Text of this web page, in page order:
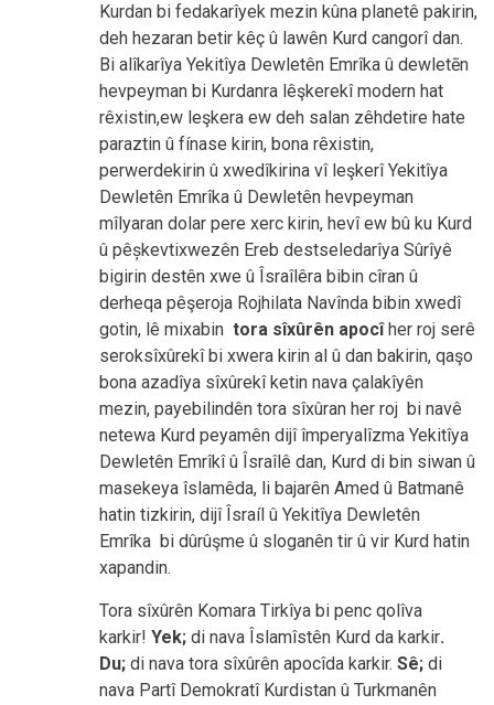
Kurdan bi fedakarîyek mezin kûna planetê pakirin,
deh hezaran betir kêç û lawên Kurd cangorî dan.
Bi alîkarîya Yekitîya Dewletên Emrîka û dewletēn
hevpeyman bi Kurdanra lêşkerekî modern hat
rêxistin,ew leşkera ew deh salan zêhdetire hate
paraztin û fínase kirin, bona rêxistin,
perwerdekirin û xwedîkirina vî leşkerî Yekitîya
Dewletên Emrîka û Dewletên hevpeyman
mîlyaran dolar pere xerc kirin, hevî ew bû ku Kurd
û pêșkevtixwezên Ereb destseledarîya Sûrîyê
bigirin destên xwe û Îsraîlêra bibin cîran û
derheqa pêşeroja Rojhilata Navînda bibin xwedî
gotin, lê mixabin tora sîxûrên apocîher roj serê
seroksîxûrekî bi xwera kirin al û dan bakirin, qaşo
bona azadîya sîxûrekî ketin nava çalakîyên
mezin, payebilindên tora sîxûran her roj bi navê
netewa Kurd peyamên dijî împeryalîzma Yekitîya
Dewletên Emrîkî û Îsraîlê dan, Kurd di bin siwan û
masekeya îslamêda, li bajarên Amed û Batmanê
hatin tizkirin, dijî Îsraíl û Yekitîya Dewletên
Emrîka bi dûrûşme û sloganên tir û vir Kurd hatin
xapandin.
Tora sîxûrên Komara Tirkîya bi penc qolîva
karkir! Yek; di nava Îslamîstên Kurd da karkir.
Du; di nava tora sîxûrên apocîda karkir. Sê; di
nava Partî Demokratî Kurdistan û Turkmanên